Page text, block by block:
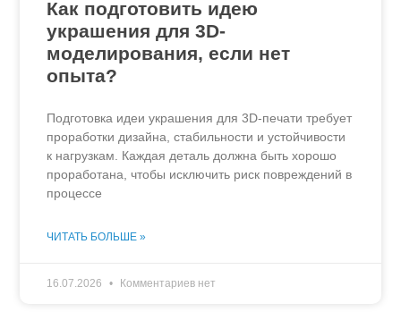
Как подготовить идею
украшения для 3D-
моделирования, если нет
опыта?
Подготовка идеи украшения для 3D-печати требует
проработки дизайна, стабильности и устойчивости
к нагрузкам. Каждая деталь должна быть хорошо
проработана, чтобы исключить риск повреждений в
процессе
ЧИТАТЬ БОЛЬШЕ »
16.07.2026 Комментариев нет